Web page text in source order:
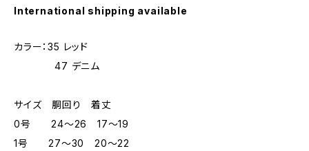
International shipping available
カラー：35 レッド
47 デニム
サイズ 胴回り 着丈
0号 24～26 17～19
1号 27～30 20～22